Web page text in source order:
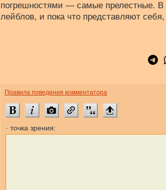
погрешностями — самые прелестные. В
лейблов, и пока что представляют
Правила поведения комментатора
· точка зрения: